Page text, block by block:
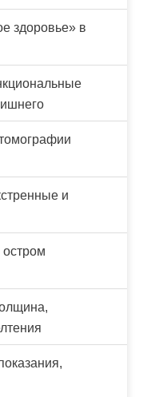
здоровье» в
и